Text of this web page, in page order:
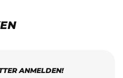
ANMELDEN!